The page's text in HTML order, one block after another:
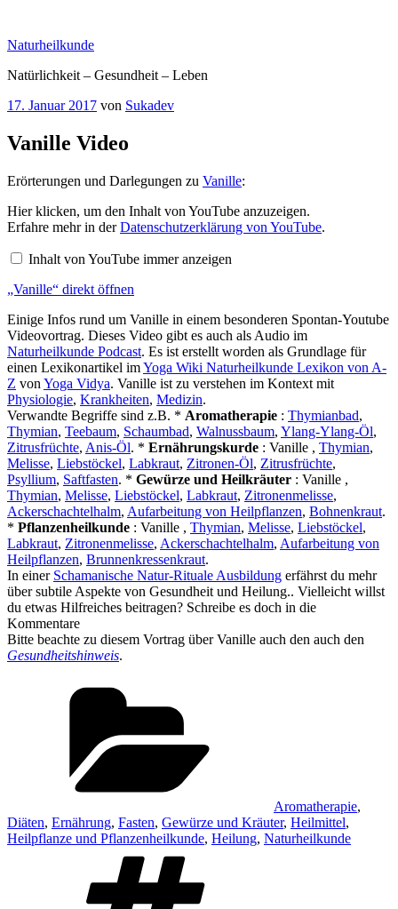
springen
Naturheilkunde
Natürlichkeit – Gesundheit – Leben
Veröffentlicht
17. Januar 2017 von Sukadev
Vanille Video
Erörterungen und Darlegungen zu Vanille:
„Vanille“
von
YouTube
Hier klicken, um den Inhalt von YouTube anzuzeigen.
Erfahre mehr in derDatenschutzerklärung von YouTube.
Inhalt von YouTube immer anzeigen
„Vanille“ direkt öffnen
Einige Infos rund um Vanille in einem besonderen Spontan-Youtube
Videovortrag. Dieses Video gibt es auch als Audio im
Naturheilkunde Podcast. Es ist erstellt worden als Grundlage für
einen Lexikonartikel imYoga Wiki Naturheilkunde Lexikon von A-
Z von Yoga Vidya. Vanille ist zu verstehen im Kontext mit
Physiologie, Krankheiten, Medizin.
Verwandte Begriffe sind z.B. * Aromatherapie : Thymianbad,
Thymian, Teebaum, Schaumbad, Walnussbaum, Ylang-Ylang-Öl,
Zitrusfrüchte, Anis-Öl. * Ernährungskurde : Vanille , Thymian,
Melisse, Liebstöckel, Labkraut, Zitronen-Öl, Zitrusfrüchte,
Psyllium, Saftfasten. * Gewürze und Heilkräuter : Vanille ,
Thymian, Melisse, Liebstöckel, Labkraut, Zitronenmelisse,
Ackerschachtelhalm, Aufarbeitung von Heilpflanzen, Bohnenkraut.
* Pflanzenheilkunde : Vanille , Thymian, Melisse, Liebstöckel,
Labkraut, Zitronenmelisse, Ackerschachtelhalm, Aufarbeitung von
Heilpflanzen, Brunnenkressenkraut.
In einer Schamanische Natur-Rituale Ausbildung erfährst du mehr
über subtile Aspekte von Gesundheit und Heilung.. Vielleicht willst
du etwas Hilfreiches beitragen? Schreibe es doch in die
Kommentare
Bitte beachte zu diesem Vortrag über Vanille auch den auch den
Gesundheitshinweis.
Aromatherapie,
Diäten, Ernährung, Fasten, Gewürze und Kräuter, Heilmittel,
Heilpflanze und Pflanzenheilkunde, Heilung, Naturheilkunde